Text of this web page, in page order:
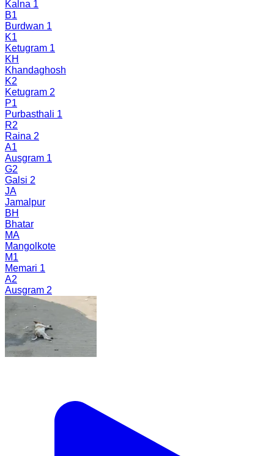
Kalna 1
B1
Burdwan 1
K1
Ketugram 1
KH
Khandaghosh
K2
Ketugram 2
P1
Purbasthali 1
R2
Raina 2
A1
Ausgram 1
G2
Galsi 2
JA
Jamalpur
BH
Bhatar
MA
Mangolkote
M1
Memari 1
A2
Ausgram 2